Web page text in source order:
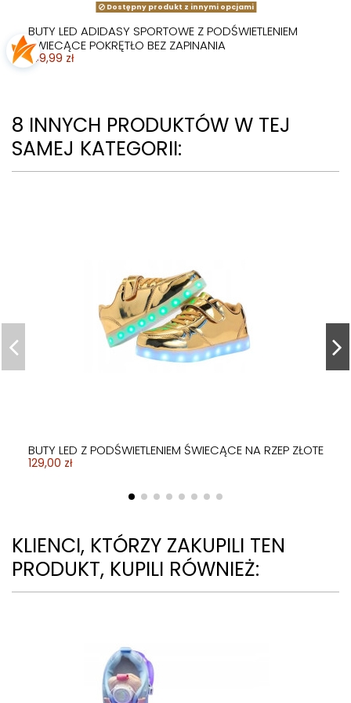
Dostępny produkt z innymi opcjami
BUTY LED ADIDASY SPORTOWE Z PODŚWIETLENIEM
ŚWIECĄCE POKRĘTŁO BEZ ZAPINANIA
149,99 zł
8 INNYCH PRODUKTÓW W TEJ
SAMEJ KATEGORII:
BUTY LED Z PODŚWIETLENIEM ŚWIECĄCE NA RZEP ZŁOTE
129,00 zł
KLIENCI, KTÓRZY ZAKUPILI TEN
PRODUKT, KUPILI RÓWNIEŻ: